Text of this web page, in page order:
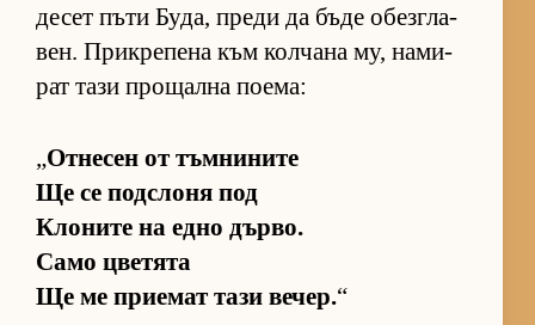
де­сет пъти Бу­да, преди да бъде обез­г­ла­
вен. Прик­ре­пена към кол­чана му, на­ми­
рат тази про­щална по­е­ма:
„От­не­сен от тъм­ни­ните
Ще се под­с­лоня под
Кло­ните на едно дър­во.
Само цве­тята
Ще ме при­е­мат тази ве­чер.“